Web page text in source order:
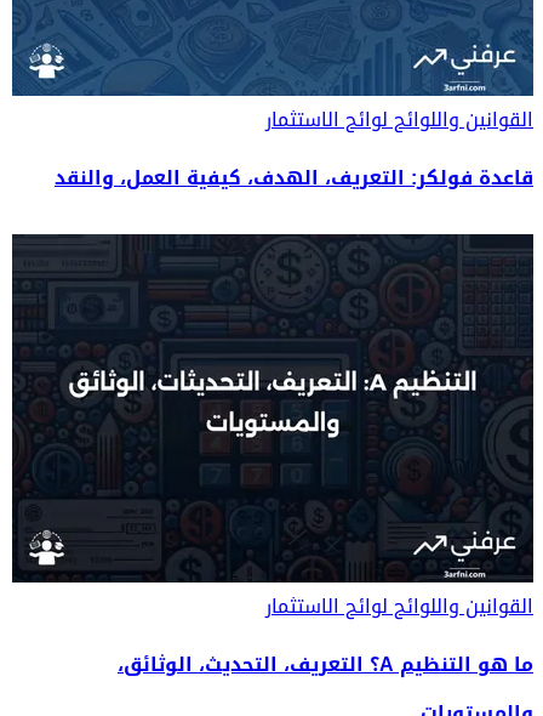
القوانين واللوائحلوائح الاستثمار
قاعدة فولكر: التعريف، الهدف، كيفية العمل، والنقد
القوانين واللوائحلوائح الاستثمار
ما هو التنظيم A؟ التعريف، التحديث، الوثائق،